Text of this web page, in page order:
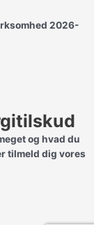
og hvad du
tilmeld dig vores